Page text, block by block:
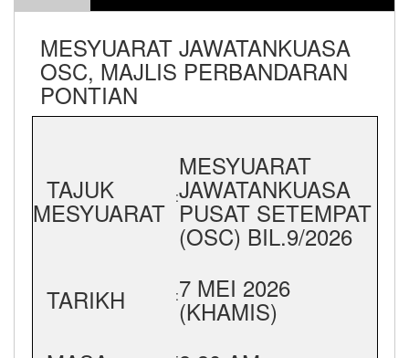
MESYUARAT JAWATANKUASA
OSC, MAJLIS PERBANDARAN
PONTIAN
TAJUK
MESYUARAT :
MESYUARAT
JAWATANKUASA
PUSAT SETEMPAT
(OSC) BIL.9/2026
TARIKH
:7 MEI 2026
(KHAMIS)